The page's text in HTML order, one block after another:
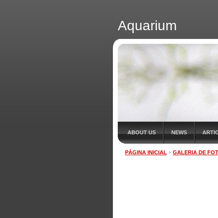
Aquarium
ABOUT US NEWS
PÁGINA INICIAL GALERIA DE